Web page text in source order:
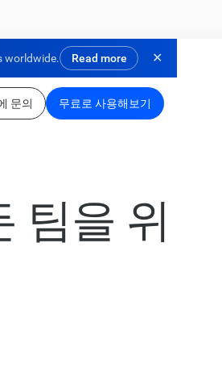
worldwide. Read more ✕
문의 무료로 사용해보기
팀을 위